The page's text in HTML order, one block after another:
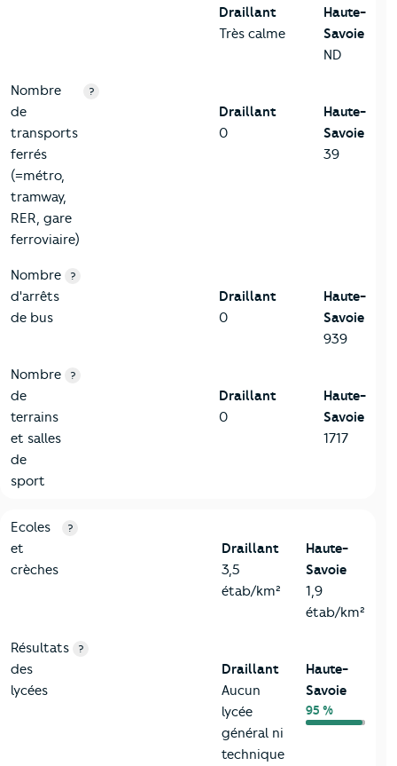
Draillant
Très calme
Haute-
Savoie
ND
Nombre
de
transports
ferrés
(=métro,
tramway,
RER, gare
ferroviaire)
?
Draillant
0
Haute-
Savoie
39
Nombre
d'arrêts
de bus
?
Draillant
0
Haute-
Savoie
939
Nombre
de
terrains
et salles
de
sport
?
Draillant
0
Haute-
Savoie
1717
4-Education
Critères
Ecoles
et
crèches
?
Draillant
3,5
étab/km²
Haute-
Savoie
1,9
étab/km²
Résultats
des
lycées
?
Draillant
Aucun
lycée
général ni
technique
Haute-
Savoie
95 %